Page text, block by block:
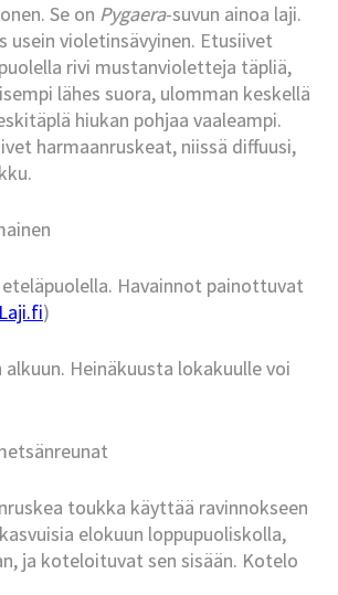
Se on Pygaera-suvun ainoa laji.
usein violetinsävyinen. Etusiivet
rivi mustanvioletteja täpliä,
lähes suora, ulomman keskellä
hiukan pohjaa vaaleampi.
harmaanruskeat, niissä diffuusi,
Havainnot painottuvat
)
Heinäkuusta lokakuulle voi
toukka käyttää ravinnokseen
elokuun loppupuoliskolla,
ja koteloituvat sen sisään. Kotelo